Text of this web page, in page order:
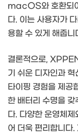
macOS와 호환되
다. 이는 사용자가
용할 수 있게 해줍니
결론적으로,
기 쉬운 디자인과
타이핑 경험을 제공
한 배터리 수명을 갖
다. 다양한 운영체
어 더욱 편리합니